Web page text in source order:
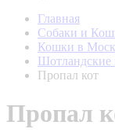
Главная
Собаки и
Кошки в
Шотландские
Пропал кот
Пропал